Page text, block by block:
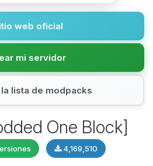
web oficial
mi servidor
lista de modpacks
One Block]
4,169,510